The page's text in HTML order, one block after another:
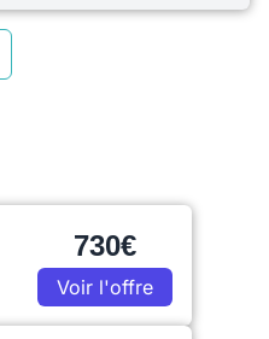
730€
Voir l'offre